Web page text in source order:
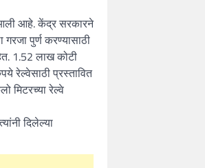
आली आहे. केंद्र सरकारने
पुर्ण करण्यासाठी
1.52 लाख कोटी
रेल्वेसाठी प्रस्तावित
मिटरच्या रेल्वे
दिलेल्या